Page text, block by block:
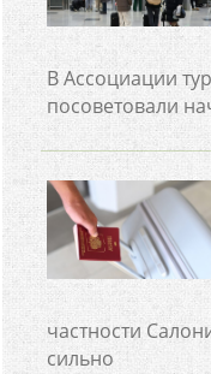
В Ассоциации
посоветовали
частности
сильно